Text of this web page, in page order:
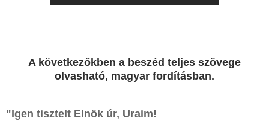
A következőkben a beszéd teljes szövege
olvasható, magyar fordításban.
"Igen tisztelt Elnök úr, Uraim!